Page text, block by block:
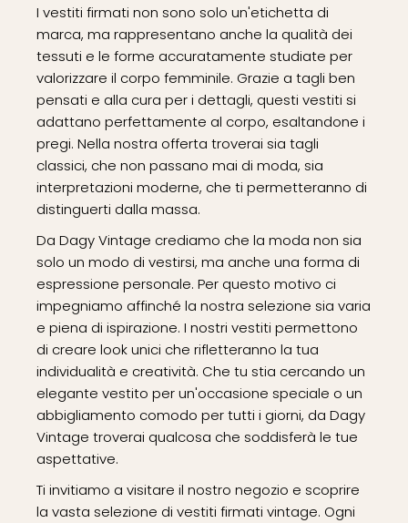
ISABEL MARANT(1)
ISABELLE
BLANCHE
JACQUEMUS(0)
JIL SANDER (0)
JUST CAVALLI(2)
KARA
PELLICCERIA(0)
LACOSTE(1)
LANVIN
(0)
LOEWE(1)
LORO PIANA (0)
LOUIS VUITTON
LUISA SPAGNOLI(1)
I vestiti firmati non sono solo un'etichetta di
marca, ma rappresentano anche la qualità dei
tessuti e le forme accuratamente studiate per
valorizzare il corpo femminile. Grazie a tagli ben
pensati e alla cura per i dettagli, questi vestiti si
adattano perfettamente al corpo, esaltandone i
pregi. Nella nostra offerta troverai sia tagli
classici, che non passano mai di moda, sia
interpretazioni moderne, che ti permetteranno di
distinguerti dalla massa.
Da Dagy Vintage crediamo che la moda non sia
solo un modo di vestirsi, ma anche una forma di
espressione personale. Per questo motivo ci
impegniamo affinché la nostra selezione sia varia
e piena di ispirazione. I nostri vestiti permettono
di creare look unici che rifletteranno la tua
individualità e creatività. Che tu stia cercando un
elegante vestito per un'occasione speciale o un
abbigliamento comodo per tutti i giorni, da Dagy
Vintage troverai qualcosa che soddisferà le tue
aspettative.
Ti invitiamo a visitare il nostro negozio e scoprire
la vasta selezione di vestiti firmati vintage. Ogni